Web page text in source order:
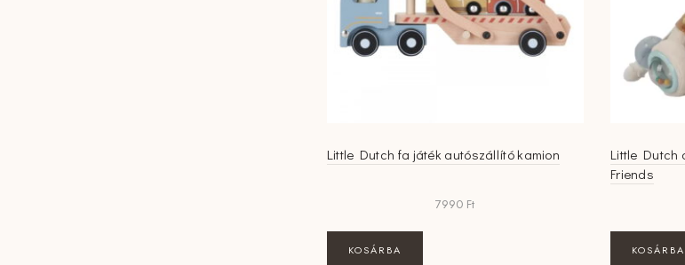
Little Dutch fa játék autószállító kamion
7990 Ft
KOSÁRBA
Little Dutch
Friends
KOSÁRBA